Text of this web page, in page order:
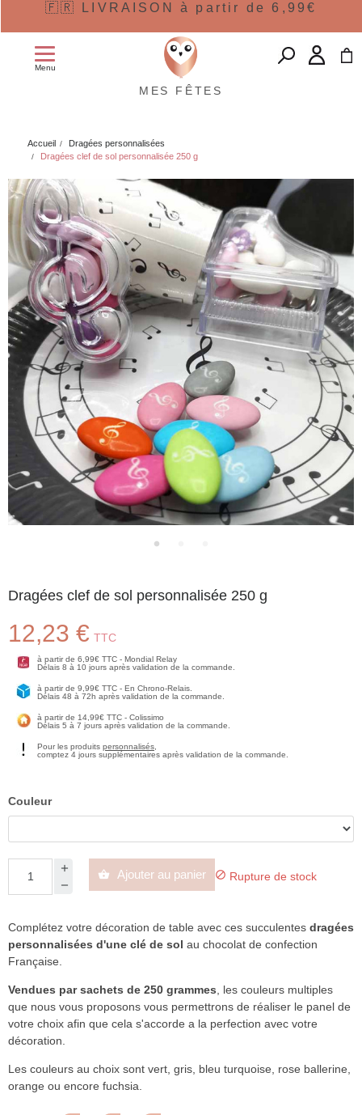
🇫🇷 LIVRAISON à partir de 6,99€
Menu
MES FÊTES
Accueil
Dragées personnalisées
Dragées clef de sol personnalisée 250 g
Dragées clef de sol personnalisée 250 g
12,23 € TTC
à partir de 6,99€ TTC - Mondial Relay
Délais 8 à 10 jours après validation de la commande.
à partir de 9,99€ TTC - En Chrono-Relais.
Délais 48 à 72h après validation de la commande.
à partir de 14,99€ TTC - Colissimo
Délais 5 à 7 jours après validation de la commande.
Pour les produits personnalisés
comptez 4 jours supplémentaires après validation de la commande.
Couleur
 Ajouter au panier  Rupture de stock
Complétez votre décoration de table avec ces succulentes dragées
personnalisées d'une clé de sol au chocolat de confection
Française.
Vendues par sachets de 250 grammes , les couleurs multiples
que nous vous proposons vous permettrons de réaliser le panel de
votre choix afin que cela s'accorde a la perfection avec votre
décoration.
Les couleurs au choix sont vert, gris, bleu turquoise, rose ballerine,
orange ou encore fuchsia.